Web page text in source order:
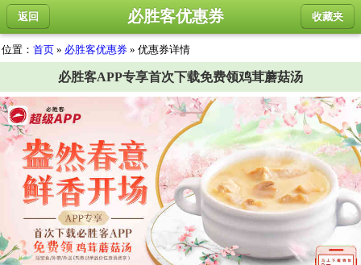
返回 收藏夹
必胜客优惠券
位置： 首页 » 必胜客优惠券 » 优惠券详情
必胜客APP专享首次下载免费领鸡茸蘑菇汤